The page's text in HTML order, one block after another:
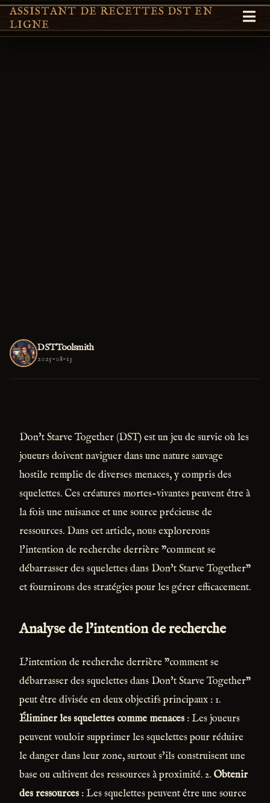
ASSISTANT DE RECETTES DST EN
LIGNE
DSTToolsmith
2025-08-13
Don't Starve Together (DST) est un jeu de survie où les
joueurs doivent naviguer dans une nature sauvage
hostile remplie de diverses menaces, y compris des
squelettes. Ces créatures mortes-vivantes peuvent être à
la fois une nuisance et une source précieuse de
ressources. Dans cet article, nous explorerons
l'intention de recherche derrière "comment se
débarrasser des squelettes dans Don't Starve Together"
et fournirons des stratégies pour les gérer efficacement.
Analyse de l'intention de recherche
L'intention de recherche derrière "comment se
débarrasser des squelettes dans Don't Starve Together"
peut être divisée en deux objectifs principaux : 1.
Éliminer les squelettes comme menaces : Les joueurs
peuvent vouloir supprimer les squelettes pour réduire
le danger dans leur zone, surtout s'ils construisent une
base ou cultivent des ressources à proximité. 2. Obtenir
des ressources : Les squelettes peuvent être une source